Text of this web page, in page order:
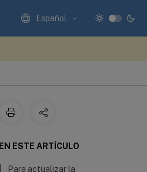
Español
EN ESTE ARTÍCULO
Para actualizar la